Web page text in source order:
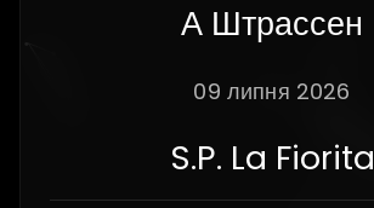
А Штрассен
09 липня 2026
S.P. La Fiorita